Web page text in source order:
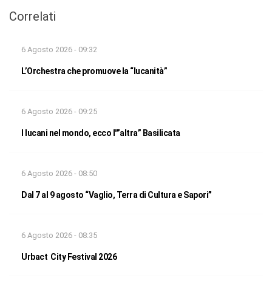
Correlati
6 Agosto 2026 - 09:32
L’Orchestra che promuove la “lucanità”
6 Agosto 2026 - 09:25
I lucani nel mondo, ecco l'”altra” Basilicata
6 Agosto 2026 - 08:50
Dal 7 al 9 agosto “Vaglio, Terra di Cultura e Sapori”
6 Agosto 2026 - 08:35
Urbact City Festival 2026